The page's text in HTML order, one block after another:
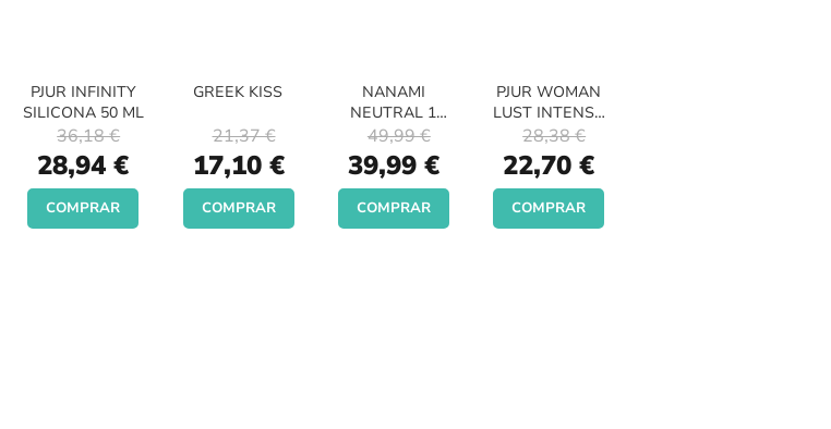
PJUR INFINITY
SILICONA 50 ML
Special
Price
28,94 €
36,18 €
COMPRAR
GREEK KISS
Special
Price
17,10 €
21,37 €
COMPRAR
NANAMI
NEUTRAL 1
LITRO
Special
Price
39,99 €
49,99 €
COMPRAR
PJUR WOMAN
LUST INTENSE
15 ML
Special
Price
22,70 €
28,38 €
COMPRAR